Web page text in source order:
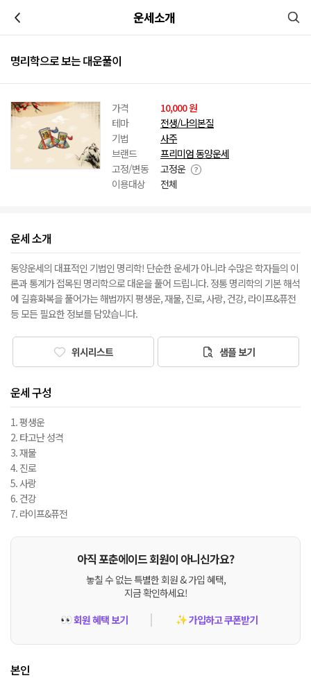
운세소개
명리학으로 보는 대운풀이
가격
10,000 원
테마
전생/나의본질
기법
사주
브랜드
프리미엄 동양운세
고정/변동
고정운
이용대상
전체
운세 소개
동양운세의 대표적인 기법인 명리학! 단순한 운세가 아니라 수많은 학자들의 이
론과 통계가 접목된 명리학으로 대운을 풀어 드립니다. 정통 명리학의 기본 해석
에 길흉화복을 풀어가는 해법까지 평생운, 재물, 진로, 사랑, 건강, 라이프&퓨전
등 모든 필요한 정보를 담았습니다.
위시리스트 샘플 보기
운세 구성
1. 평생운
2. 타고난 성격
3. 재물
4. 진로
5. 사랑
6. 건강
7. 라이프&퓨전
아직 포춘에이드 회원이 아니신가요?
놓칠 수 없는 특별한 회원 & 가입 혜택,
지금 확인하세요!
👀회원 혜택 보기 ✨가입하고 쿠폰받기
본인